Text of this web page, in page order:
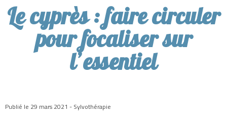
Le cyprès : faire circuler
pour focaliser sur
l’essentiel
Publié le 29 mars 2021 - Sylvothérapie